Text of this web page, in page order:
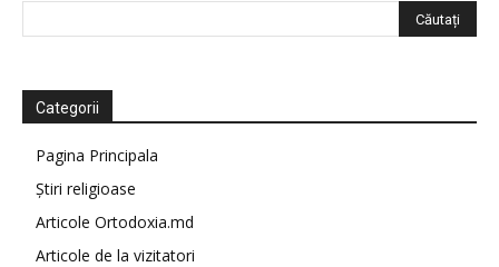
Categorii
Pagina Principala
Știri religioase
Articole Ortodoxia.md
Articole de la vizitatori